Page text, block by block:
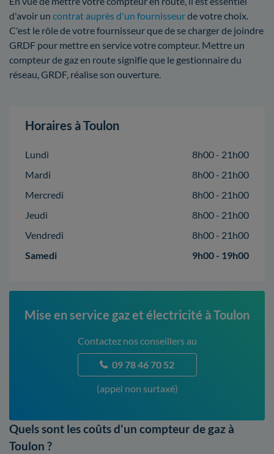
d'avoir un contrat auprès d'un fournisseurde votre choix.
C'est le rôle de votre fournisseur que de se charger de joindre
GRDF pour mettre en service votre compteur. Mettre un
compteur de gaz en route signifie que le gestionnaire du
réseau, GRDF, réalise son ouverture.
Horaires à Toulon
Lundi
8h00 - 21h00
Mardi
8h00 - 21h00
Mercredi
8h00 - 21h00
Jeudi
8h00 - 21h00
Vendredi
8h00 - 21h00
Samedi
9h00 - 19h00
Mise en service gaz et électricité à Toulon
Contactez nos conseillers au
09 78 46 70 52
(appel non surtaxé)
Quels sont les coûts d'un compteur de gaz à
Toulon ?